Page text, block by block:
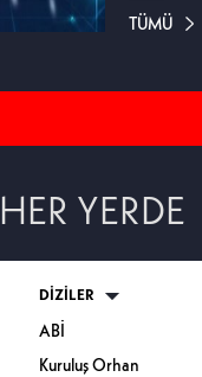
getirdiler.
Güven
TÜMÜ
HER YERDE
DİZİLER
ABİ
Kuruluş Orhan